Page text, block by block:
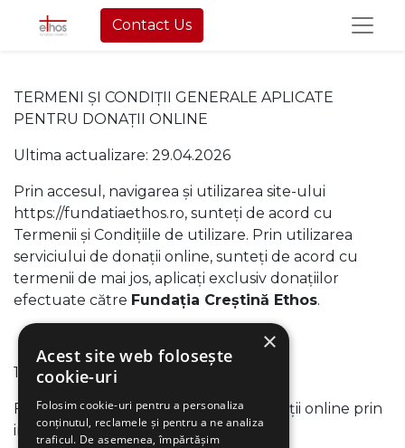
Contact Us
TERMENI ȘI CONDIȚII GENERALE APLICATE
PENTRU DONAȚII ONLINE
Ultima actualizare: 29.04.2026
Prin accesul, navigarea și utilizarea site-ului
https://fundatiaethos.ro, sunteți de acord cu
Termenii și Condițiile de utilizare. Prin utilizarea
serviciului de donații online, sunteți de acord cu
termenii de mai jos, aplicați exclusiv donațiilor
efectuate către Fundația Creștină Ethos.
1. Cum donez
Fundația Creștină Ethos acceptă donații online prin
intermediul site-ului.
×
Acest site web folosește
cookie-uri
Folosim cookie-uri pentru a personaliza
conținutul, reclamele și pentru a ne analiza
traficul. De asemenea, împărtășim